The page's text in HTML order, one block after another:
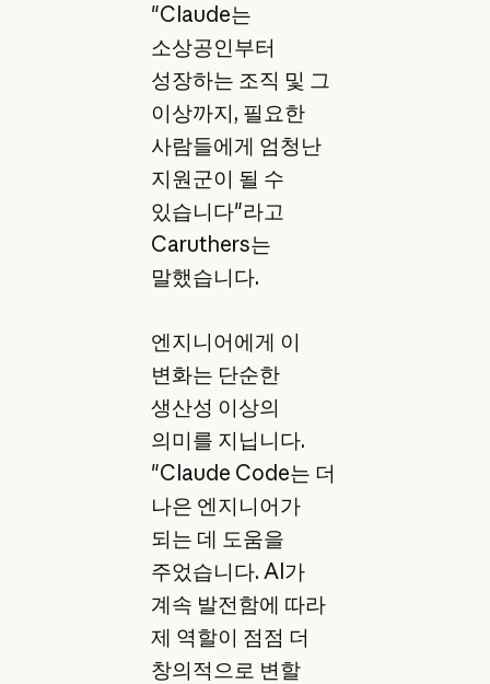
"Claude는
소상공인부터
성장하는 조직 및 그
이상까지, 필요한
사람들에게 엄청난
지원군이 될 수
있습니다"라고
Caruthers는
말했습니다.
엔지니어에게 이
변화는 단순한
생산성 이상의
의미를 지닙니다.
"Claude Code는 더
나은 엔지니어가
되는 데 도움을
주었습니다. AI가
계속 발전함에 따라
제 역할이 점점 더
창의적으로 변할